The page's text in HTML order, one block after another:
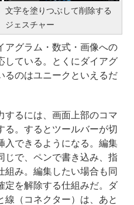
文字を塗りつぶして削除する
ジェスチャー
グラム・数式・画像への
している。とくにダイアグ
るのはユニークといえるだ
るには、画面上部のコマ
る。するとツールバーが切
入できるようになる。編集
じで、ペンで書き込み、指
組み。編集したい場合も同
定を解除する仕組みだ。ダ
線（コネクター）は、あと